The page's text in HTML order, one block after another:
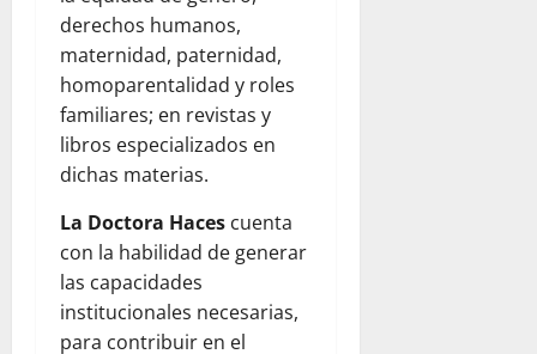
derechos humanos,
maternidad, paternidad,
homoparentalidad y roles
familiares; en revistas y
libros especializados en
dichas materias.
La Doctora Haces cuenta
con la habilidad de generar
las capacidades
institucionales necesarias,
para contribuir en el